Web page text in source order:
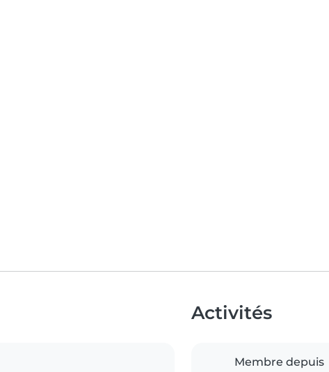
Activités
Membre depuis